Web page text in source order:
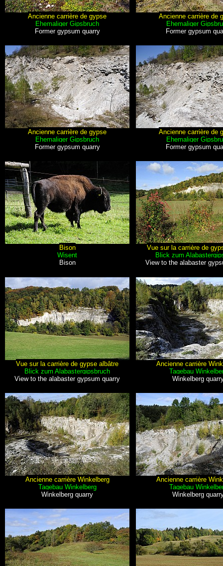
Ancienne carrière de gypse
Ehemaliger Gipsbruch
Former gypsum quarry
Ancienne carrière de
Ehemaliger
Former gypsum
Ancienne carrière de gypse
Ehemaliger Gipsbruch
Former gypsum quarry
Ancienne carrière de
Ehemaliger
Former gypsum
Bison
Wisent
Bison
Vue sur la carrière de
Blick zum
View to the alabaster
Vue sur la carrière de gypse albâtre
Blick zum Alabastergipsbruch
View to the alabaster gypsum quarry
Ancienne carrière
Tagebau
Winkelberg
Ancienne carrière Winkelberg
Tagebau Winkelberg
Winkelberg quarry
Ancienne carrière
Tagebau
Winkelberg